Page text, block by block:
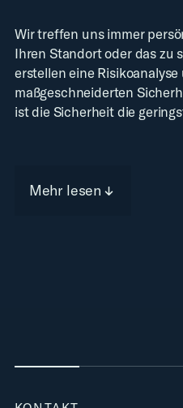
Wir treffen uns immer
Ihren Standort oder das zu
erstellen eine
maßgeschneiderten
ist die Sicherheit die
Mehr lesen